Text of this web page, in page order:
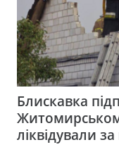
Блискавка
ліквідували